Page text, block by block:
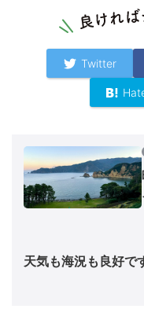
Twitter
天気も海況も良好で